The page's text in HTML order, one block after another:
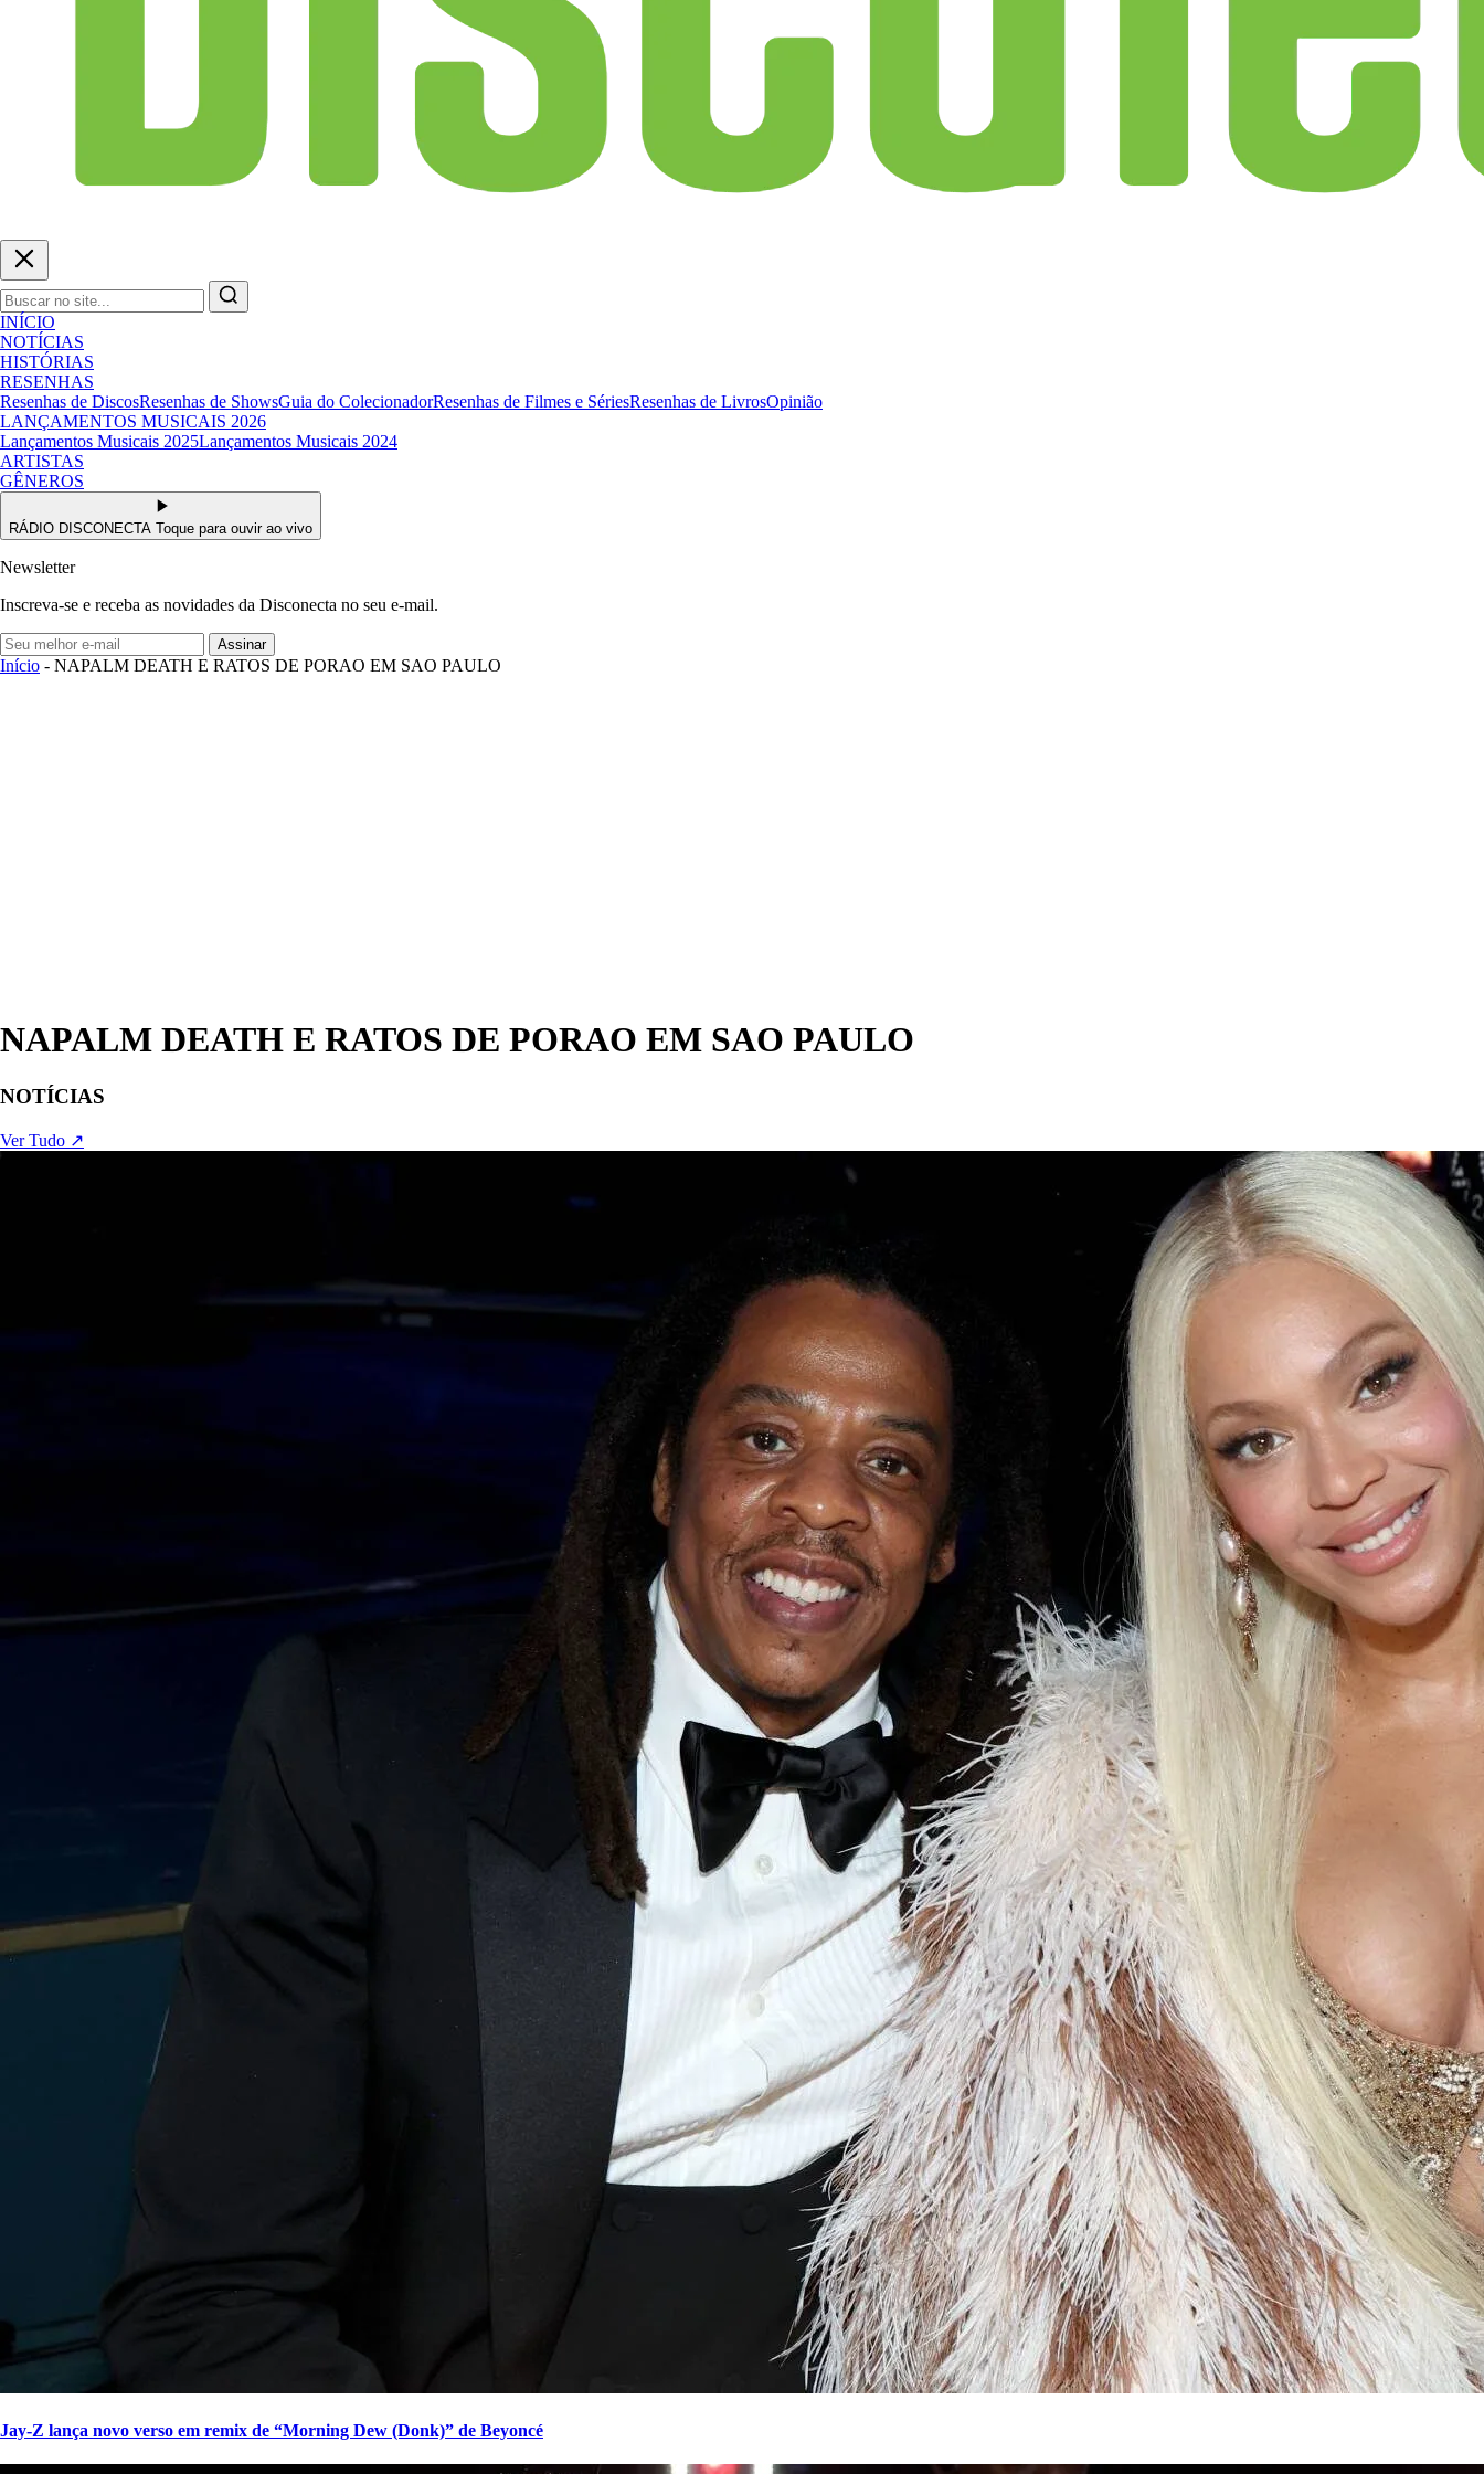
INÍCIO
NOTÍCIAS
HISTÓRIAS
RESENHAS
Resenhas de DiscosResenhas de ShowsGuia do ColecionadorResenhas de Filmes e SériesResenhas de LivrosOpinião
LANÇAMENTOS MUSICAIS 2026
Lançamentos Musicais 2025Lançamentos Musicais 2024
ARTISTAS
GÊNEROS
RÁDIO DISCONECTA Toque para ouvir ao vivo
Newsletter
Inscreva-se e receba as novidades da Disconecta no seu e-mail.
Assinar
Início - NAPALM DEATH E RATOS DE PORAO EM SAO PAULO
NAPALM DEATH E RATOS DE PORAO EM SAO PAULO
NOTÍCIAS
Ver Tudo ↗
Jay-Z lança novo verso em remix de “Morning Dew (Donk)” de Beyoncé